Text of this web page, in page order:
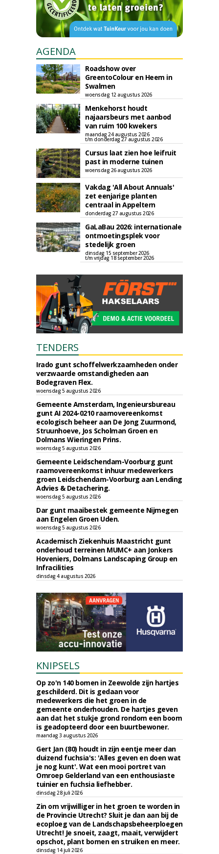
AGENDA
Roadshow over
GreentoColour en Heem in
Swalmen
woensdag 12 augustus 2026
Menkehorst houdt
najaarsbeurs met aanbod
van ruim 100 kwekers
maandag 24 augustus 2026
t/m donderdag 27 augustus 2026
Cursus laat zien hoe leifruit
past in moderne tuinen
woensdag 26 augustus 2026
Vakdag 'All About Annuals'
zet eenjarige planten
centraal in Appeltern
donderdag 27 augustus 2026
GaLaBau 2026: internationale
ontmoetingsplek voor
stedelijk groen
dinsdag 15 september 2026
t/m vrijdag 18 september 2026
TENDERS
Irado gunt schoffelwerkzaamheden onder
verzwaarde omstandigheden aan
Bodegraven Flex.
woensdag 5 augustus 2026
Gemeente Amsterdam, Ingenieursbureau
gunt AI 2024-0210 raamovereenkomst
ecologisch beheer aan De Jong Zuurmond,
Struunhoeve, Jos Scholman Groen en
Dolmans Wieringen Prins.
woensdag 5 augustus 2026
Gemeente Leidschendam-Voorburg gunt
raamovereenkomst inhuur medewerkers
groen Leidschendam-Voorburg aan Lending
Advies & Detachering.
woensdag 5 augustus 2026
Dar gunt maaibestek gemeente Nijmegen
aan Engelen Groen Uden.
woensdag 5 augustus 2026
Academisch Ziekenhuis Maastricht gunt
onderhoud terreinen MUMC+ aan Jonkers
Hoveniers, Dolmans Landscaping Group en
Infracilities
dinsdag 4 augustus 2026
KNIPSELS
Op zo'n 140 bomen in Zeewolde zijn hartjes
geschilderd. Dit is gedaan voor
medewerkers die het groen in de
gemeente onderhouden. De hartjes geven
aan dat het stukje grond rondom een boom
is geadopteerd door een buurtbewoner.
maandag 3 augustus 2026
Gert Jan (80) houdt in zijn eentje meer dan
duizend fuchsia's: 'Alles geven en doen wat
je nog kunt'. Wat een mooi portret van
Omroep Gelderland van een enthousiaste
tuinier en fuchsia liefhebber.
dinsdag 28 juli 2026
Zin om vrijwilliger in het groen te worden in
de Provincie Utrecht? Sluit je dan aan bij de
ecoploeg van de Landschapsbeheerploegen
Utrecht! Je snoeit, zaagt, maait, verwijdert
opschot, plant bomen en struiken en meer.
dinsdag 14 juli 2026